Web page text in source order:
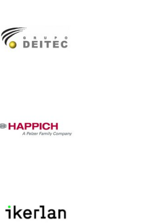
Grupo Deitec
Happich Riu
Ikerlan